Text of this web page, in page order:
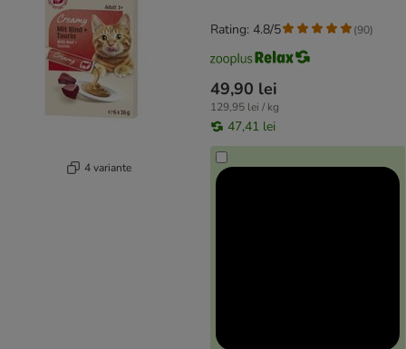
4 variante
49,90 lei
129,95 lei / kg
47,41 lei
Rating: 4.8/5 (90)